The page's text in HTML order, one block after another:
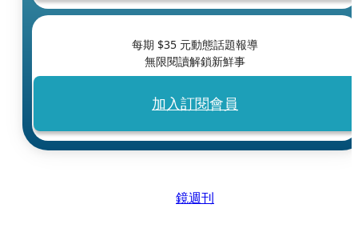
每期 $35 元動態話題報導
無限閱讀解鎖新鮮事
加入訂閱會員
鏡週刊